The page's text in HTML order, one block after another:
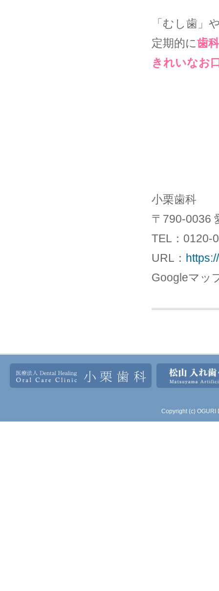
「むし歯」
定期的に歯
きれいなお
小栗歯科
〒790-0036
TEL：0120-
URL：
Googleマッ
Copyright (c) OGURI